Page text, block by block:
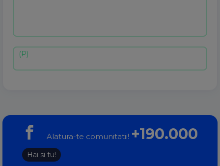
Alatura-te comunitatii! +190.000
Hai si tu!